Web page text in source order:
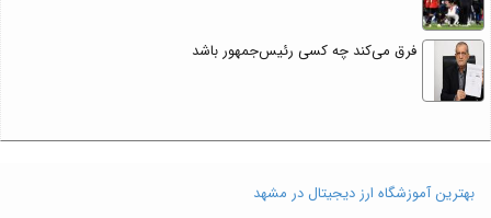
فرق می‌کند چه کسی رئیس‌جمهور باشد
بهترین آموزشگاه ارز دیجیتال در مشهد